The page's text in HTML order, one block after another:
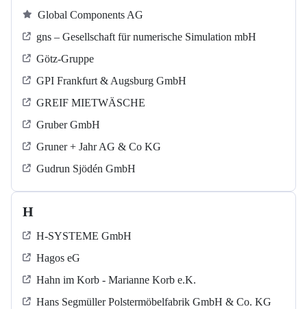
Global Components AG
gns – Gesellschaft für numerische Simulation mbH
Götz-Gruppe
GPI Frankfurt & Augsburg GmbH
GREIF MIETWÄSCHE
Gruber GmbH
Gruner + Jahr AG & Co KG
Gudrun Sjödén GmbH
H
H-SYSTEME GmbH
Hagos eG
Hahn im Korb - Marianne Korb e.K.
Hans Segmüller Polstermöbelfabrik GmbH & Co. KG